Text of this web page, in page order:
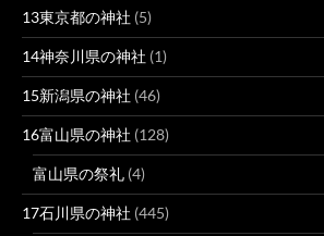
13東京都の神社 (5)
14神奈川県の神社 (1)
15新潟県の神社 (46)
16富山県の神社 (128)
富山県の祭礼 (4)
17石川県の神社 (445)